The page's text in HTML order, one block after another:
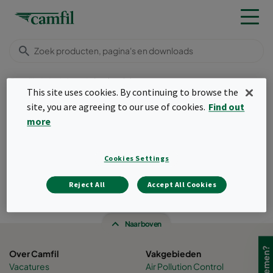
Camfil Insights Luchtreinigers
Camfil belgium -
customized dentist
solutions
Naar boven
Over Camfil
Vacatures
Vakgebieden
Air Pollution Control
This site uses cookies. By continuing to browse the
site, you are agreeing to our use of cookies. Find out
more
Cookies Settings
Reject All Accept All Cookies